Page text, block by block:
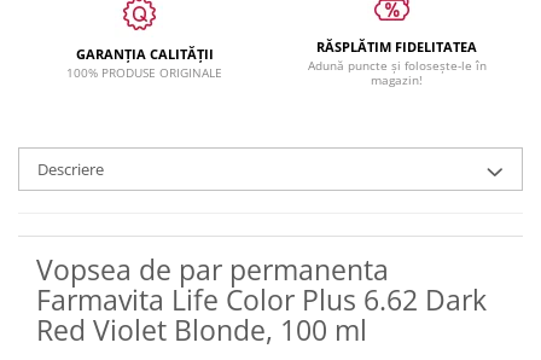
GARANȚIA CALITĂȚII
100% PRODUSE ORIGINALE
RĂSPLĂTIM FIDELITATEA
Adună puncte și folosește-le în
magazin!
Descriere
Vopsea de par permanenta
Farmavita Life Color Plus 6.62 Dark
Red Violet Blonde, 100 ml